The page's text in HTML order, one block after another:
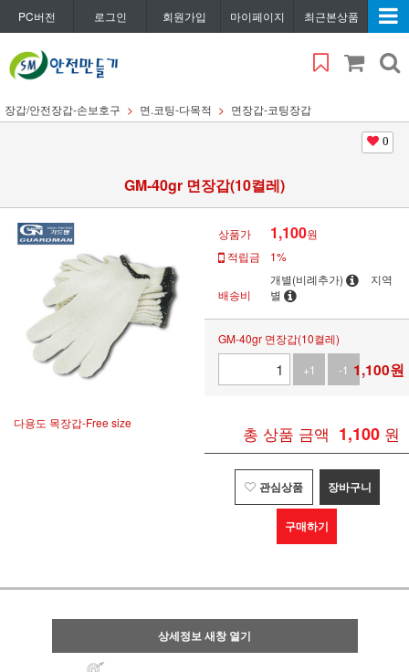
PC버전 로그인 회원가입 마이페이지 최근본상품
장갑/안전장갑-손보호구 면.코팅-다목적 면장갑-코팅장갑
0
GM-40gr 면장갑(10켤레)
다용도 목장갑-Free size
상품가 1,100원
적립금
1%
배송비
개별(비례추가)
지역
별
GM-40gr 면장갑(10켤레)
+1
-1 1,100원
총 상품 금액 1,100 원
관심상품 장바구니
구매하기
상세정보 새창 열기